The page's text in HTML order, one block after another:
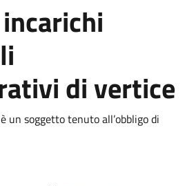
di vertice
un soggetto tenuto all’obbligo di